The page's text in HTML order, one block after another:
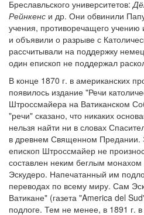
Бреславльского университетов:
Рейнкенс и др. Они обвинили
учения, противоречащего учению
и объявили о разрыве с
рассчитывали на поддержку
один епископ не поддержал
В конце 1870 г. в американских
появилось издание "Речи
Штроссмайера на Ватиканском
"речи" сказано, что никаких
нельзя найти ни в словах
в древнем Священном Предании.
епископ Штроссмайер не
составлен неким беглым
Эскудеро. Напечатанный им
переводах по всему миру. Сам
Ватикане" (газета "America del
подлоге. Тем не менее, в 1891 г.